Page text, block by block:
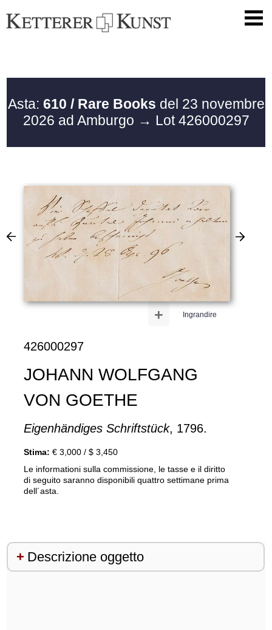
Asta: 610 / Rare Books del 23 novembre
2026 ad Amburgo → Lot 426000297
Ingrandire
+
426000297
JOHANN WOLFGANG
VON GOETHE
Eigenhändiges Schriftstück, 1796.
Stima: € 3,000 / $ 3,450
Le informationi sulla commissione, le tasse e il diritto
di seguito saranno disponibili quattro settimane prima
dell´asta.
Descrizione oggetto